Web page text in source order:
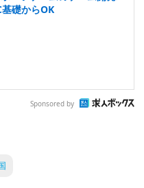
礎からOK
Sponsored by